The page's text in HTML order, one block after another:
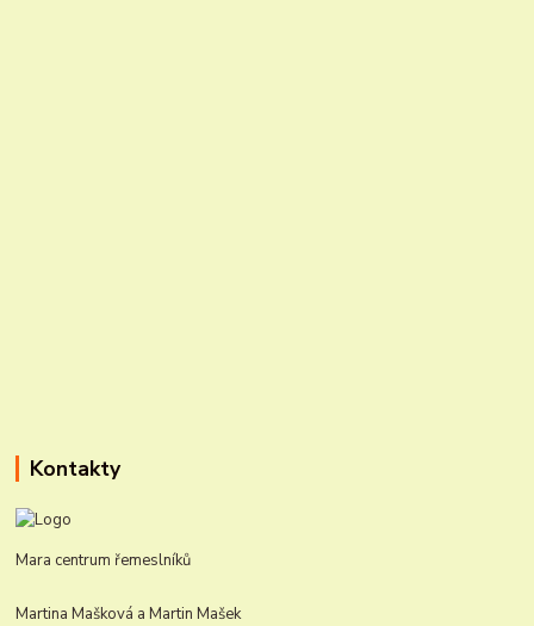
Kontakty
Mara centrum řemeslníků
Martina Mašková a Martin Mašek